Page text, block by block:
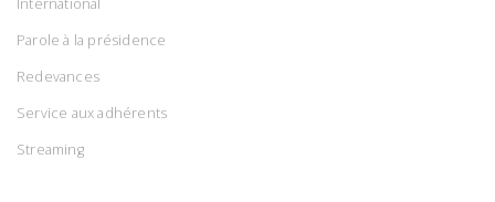
International
Parole à la présidence
Redevances
Service aux adhérents
Streaming